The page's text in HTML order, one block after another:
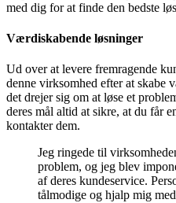
med dig for at finde den bedste
Værdiskabende løsninger
Ud over at levere fremragende
denne virksomhed efter at skabe
det drejer sig om at løse et
deres mål altid at sikre, at du får
kontakter dem.
Jeg ringede til
problem, og jeg blev
af deres kundeservice.
tålmodige og hjalp mig